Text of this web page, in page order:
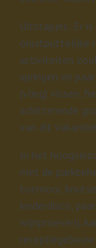
Uitstapjes: Er
onuitputtelijke
activiteiten
springen en
(vlieg) vissen,
schitterende
van dit
In het
met de
toernooi,
kinderdisco,
wijnproeverij.